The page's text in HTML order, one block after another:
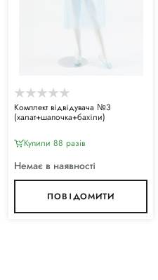
Комплект відвідувача №3
(халат+шапочка+бахіли)
Купили 88 разiв
Немає в наявності
ПОВІДОМИТИ